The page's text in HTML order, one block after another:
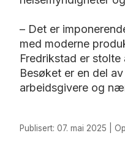
– Det er
med moderne
Fredrikstad er stolte
Besøket er en del
arbeidsgivere og
Publisert: 07. mai 2025 |